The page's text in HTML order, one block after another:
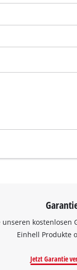
unseren kostenlosen
Einhell Produkte
Jetzt Garantie